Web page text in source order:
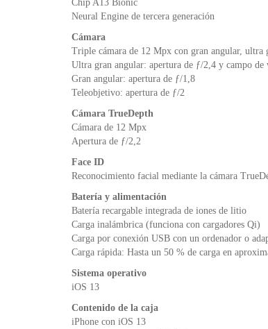
Chip A13 Bionic
Neural Engine de tercera generación
Cámara
Triple cámara de 12 Mpx con gran angular, ultra
Ultra gran angular: apertura de ƒ/2,4 y campo de
Gran angular: apertura de ƒ/1,8
Teleobjetivo: apertura de ƒ/2
Cámara TrueDepth
Cámara de 12 Mpx
Apertura de ƒ/2,2
Face ID
Reconocimiento facial mediante la cámara
Batería y alimentación
Batería recargable integrada de iones de litio
Carga inalámbrica (funciona con cargadores Qi)
Carga por conexión USB con un ordenador o
Carga rápida: Hasta un 50 % de carga en
Sistema operativo
iOS 13
Contenido de la caja
iPhone con iOS 13